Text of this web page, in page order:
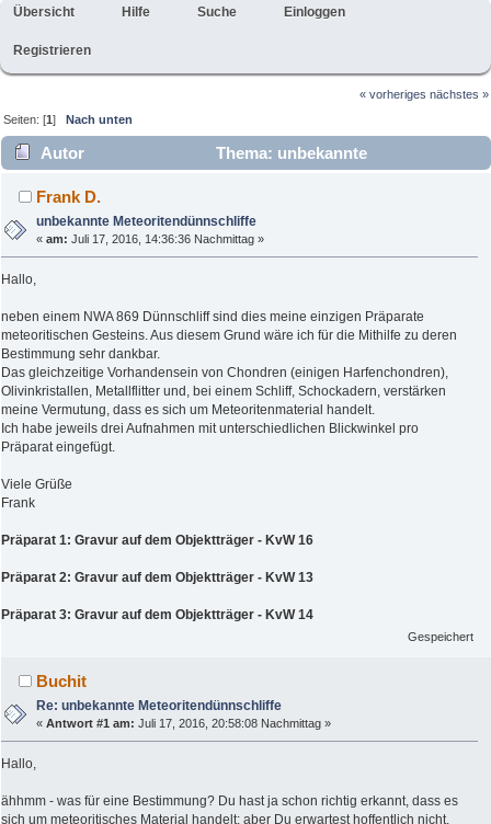
Übersicht Hilfe Suche Einloggen
Registrieren
« vorheriges nächstes »
Seiten: [1]Nach unten
Autor
Thema: unbekannte
Meteoritendünnschliffe (Gelesen 4998 mal)
Frank D.
unbekannte Meteoritendünnschliffe
«am: Juli 17, 2016, 14:36:36 Nachmittag »
Hallo,
neben einem NWA 869 Dünnschliff sind dies meine einzigen Präparate
meteoritischen Gesteins. Aus diesem Grund wäre ich für die Mithilfe zu deren
Bestimmung sehr dankbar.
Das gleichzeitige Vorhandensein von Chondren (einigen Harfenchondren),
Olivinkristallen, Metallflitter und, bei einem Schliff, Schockadern, verstärken
meine Vermutung, dass es sich um Meteoritenmaterial handelt.
Ich habe jeweils drei Aufnahmen mit unterschiedlichen Blickwinkel pro
Präparat eingefügt.
Viele Grüße
Frank
Präparat 1: Gravur auf dem Objektträger - KvW 16
Präparat 2: Gravur auf dem Objektträger - KvW 13
Präparat 3: Gravur auf dem Objektträger - KvW 14
Gespeichert
Buchit
Re: unbekannte Meteoritendünnschliffe
«Antwort #1 am: Juli 17, 2016, 20:58:08 Nachmittag »
Hallo,
ähhmm - was für eine Bestimmung? Du hast ja schon richtig erkannt, dass es
sich um meteoritisches Material handelt; aber Du erwartest hoffentlich nicht,